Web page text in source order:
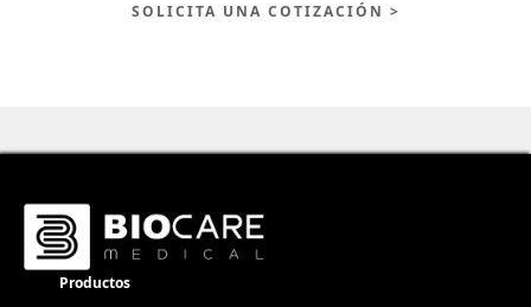
SOLICITA UNA COTIZACIÓN >
Productos